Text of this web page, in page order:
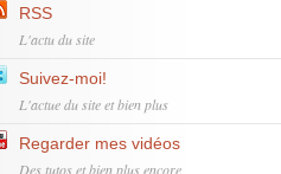
RSS
L'actu du site
Suivez-moi!
L'actue du site et bien plus
Regarder mes vidéos
Des tutos et bien plus encore